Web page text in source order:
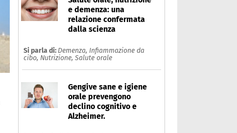
e demenza: una
relazione confermata
dalla scienza
Si parla di: Demenza, Infiammazione da
cibo, Nutrizione, Salute orale
Gengive sane e igiene
orale prevengono
declino cognitivo e
Alzheimer.